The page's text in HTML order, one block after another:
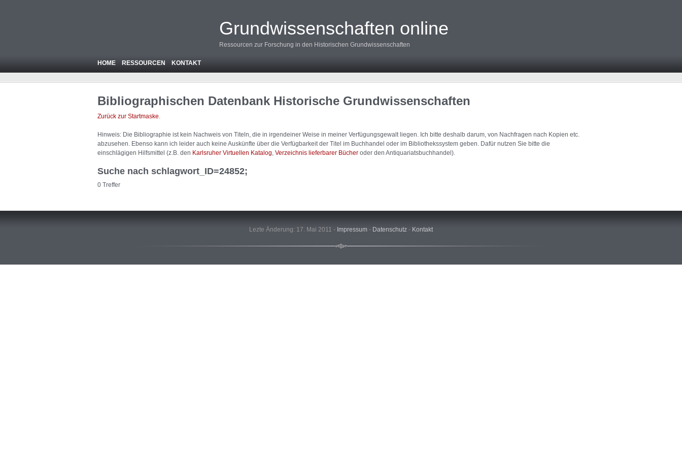
Grundwissenschaften online
Ressourcen zur Forschung in den Historischen Grundwissenschaften
HOME RESSOURCEN KONTAKT
Bibliographischen Datenbank Historische Grundwissenschaften
Zurück zur Startmaske.
Hinweis: Die Bibliographie ist kein Nachweis von Titeln, die in irgendeiner Weise in meiner Verfügungsgewalt liegen. Ich bitte deshalb darum, von Nachfragen nach Kopien etc.
abzusehen. Ebenso kann ich leider auch keine Auskünfte über die Verfügbarkeit der Titel im Buchhandel oder im Bibliothekssystem geben. Dafür nutzen Sie bitte die
einschlägigen Hilfsmittel (z.B. den Karlsruher Virtuellen Katalog Verzeichnis lieferbarer Bücher oder den Antiquariatsbuchhandel).
Suche nach schlagwort_ID=24852;
0 Treffer
Lezte Änderung: 17. Mai 2011 - Impressum - Datenschutz - Kontakt